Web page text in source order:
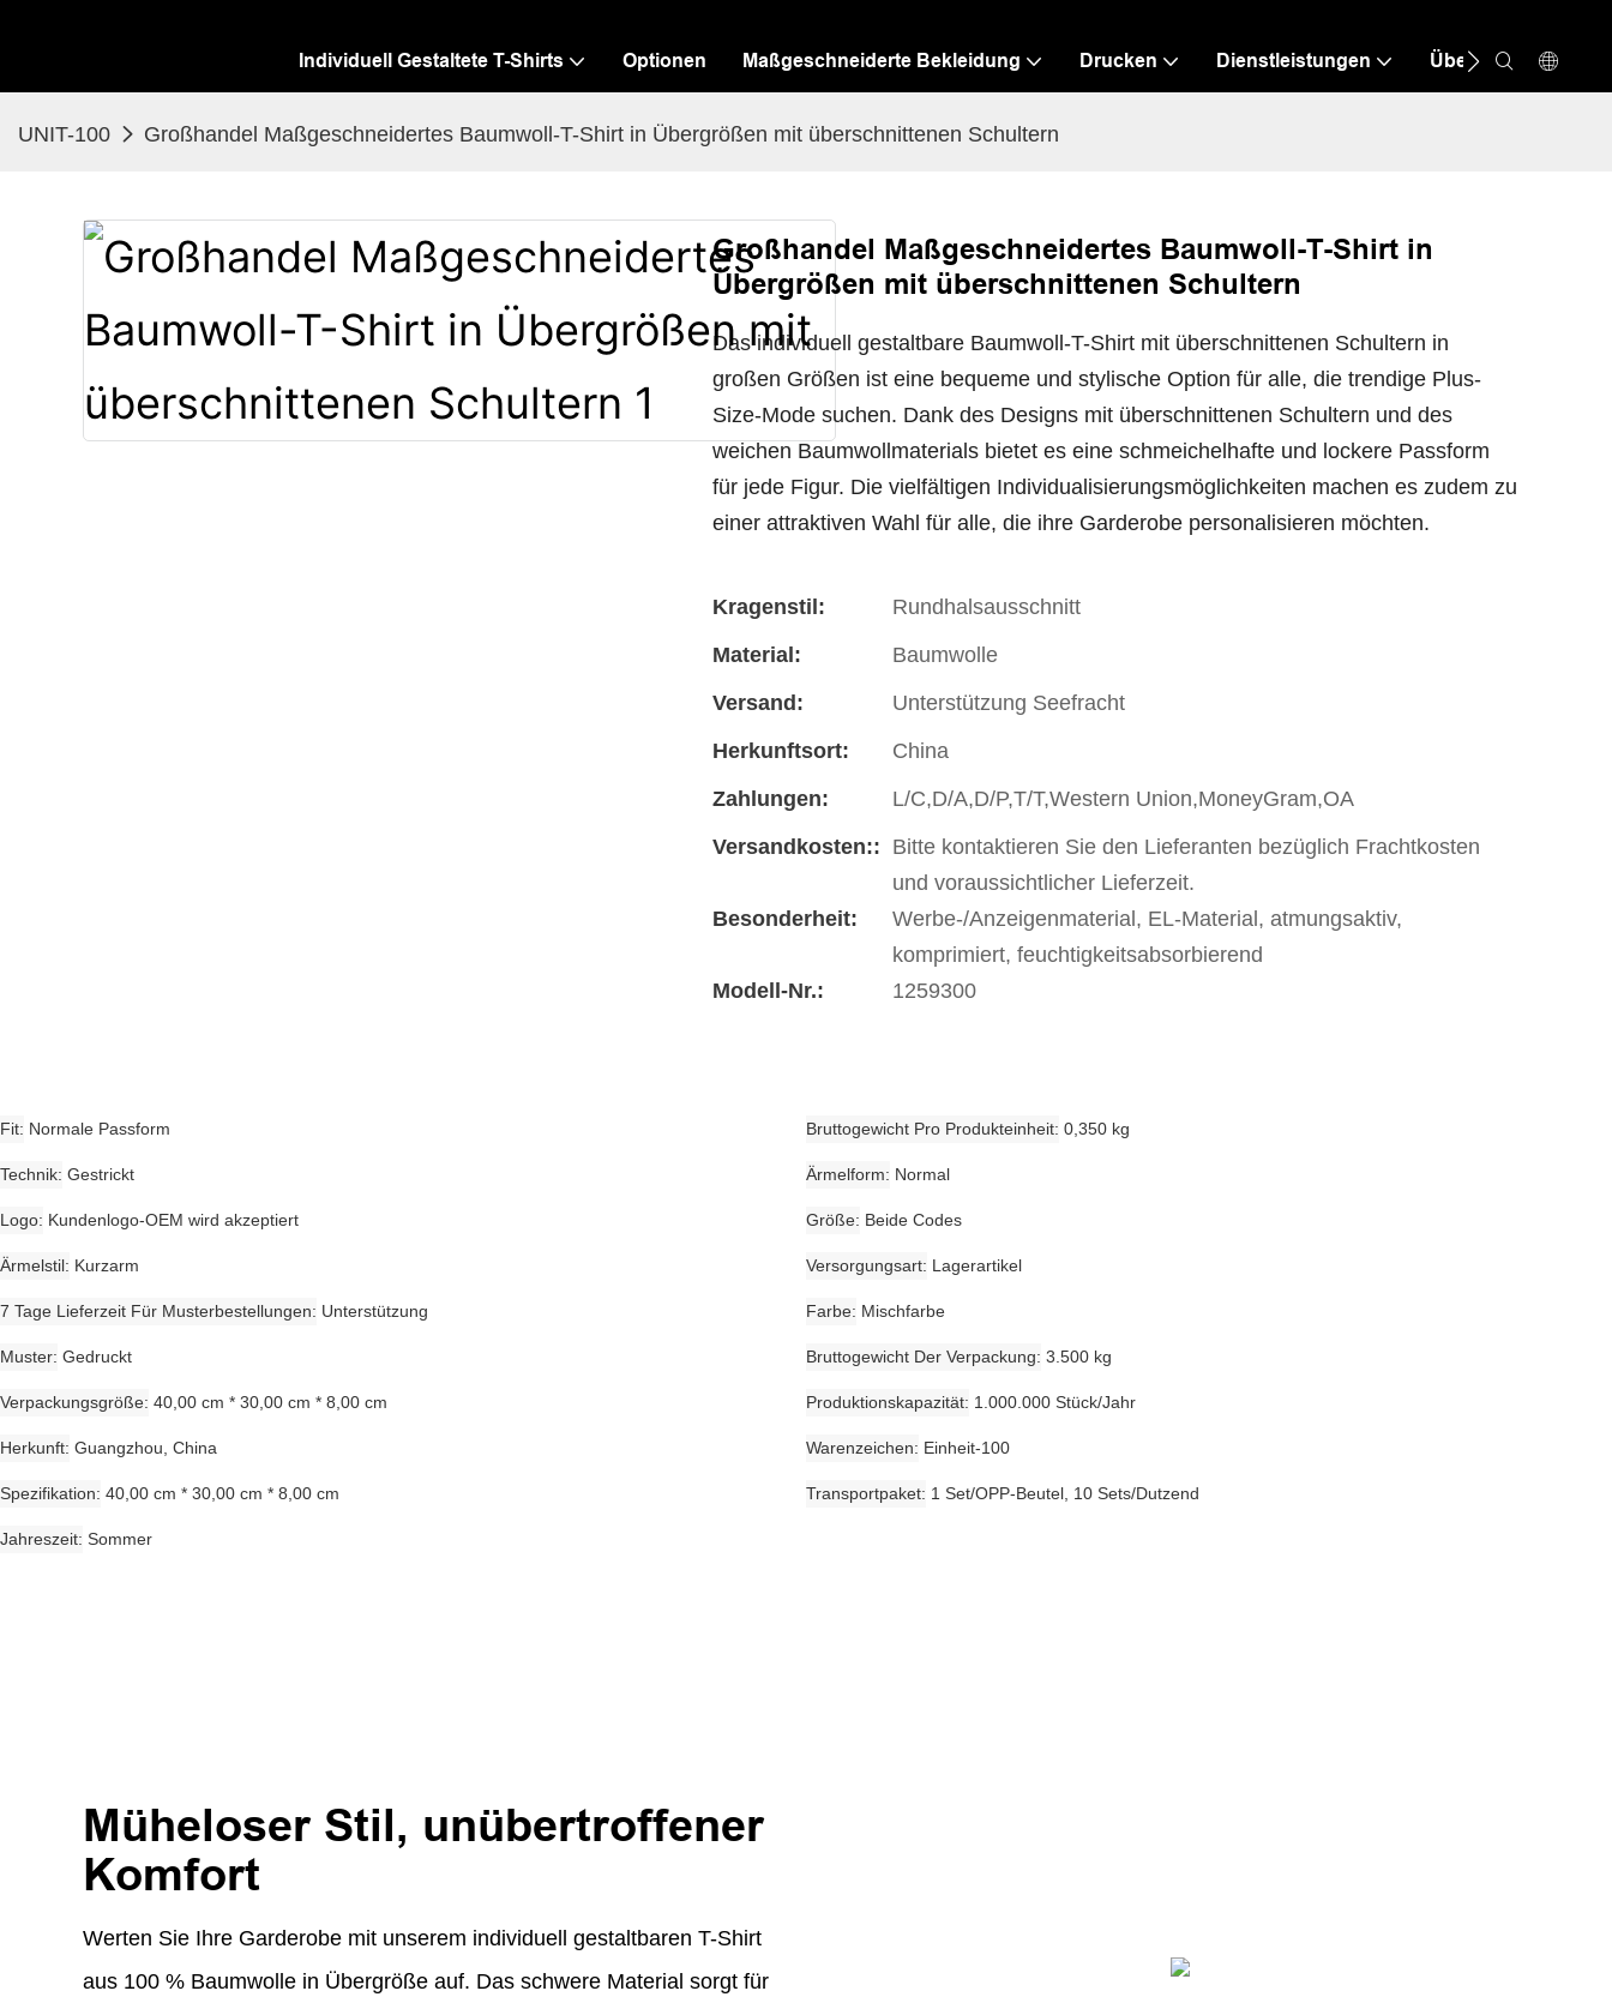
Individuell Gestaltete T-Shirts Optionen Maßgeschneiderte Bekleidung Drucken Dienstleistungen Über Uns
UNIT-100 Großhandel Maßgeschneidertes Baumwoll-T-Shirt in Übergrößen mit überschnittenen Schultern
Großhandel Maßgeschneidertes Baumwoll-T-Shirt in
Übergrößen mit überschnittenen Schultern
Das individuell gestaltbare Baumwoll-T-Shirt mit überschnittenen Schultern in
großen Größen ist eine bequeme und stylische Option für alle, die trendige Plus-
Size-Mode suchen. Dank des Designs mit überschnittenen Schultern und des
weichen Baumwollmaterials bietet es eine schmeichelhafte und lockere Passform
für jede Figur. Die vielfältigen Individualisierungsmöglichkeiten machen es zudem zu
einer attraktiven Wahl für alle, die ihre Garderobe personalisieren möchten.
Kragenstil:
Rundhalsausschnitt
Material:
Baumwolle
Versand:
Unterstützung Seefracht
Herkunftsort:
China
Zahlungen:
L/C,D/A,D/P,T/T,Western Union,MoneyGram,OA
Versandkosten:: Bitte kontaktieren Sie den Lieferanten bezüglich Frachtkosten
und voraussichtlicher Lieferzeit.
Besonderheit:
Werbe-/Anzeigenmaterial, EL-Material, atmungsaktiv,
komprimiert, feuchtigkeitsabsorbierend
Modell-Nr.:
1259300
Fit Normale Passform Bruttogewicht Pro Produkteinheit 0,350 kg
Technik Gestrickt Ärmelform Normal
Logo Kundenlogo-OEM wird akzeptiert Größe Beide Codes
Ärmelstil Kurzarm Versorgungsart Lagerartikel
7 Tage Lieferzeit Für Musterbestellungen Unterstützung Farbe Mischfarbe
Muster Gedruckt Bruttogewicht Der Verpackung 3.500 kg
Verpackungsgröße 40,00 cm * 30,00 cm * 8,00 cm Produktionskapazität 1.000.000 Stück/Jahr
Herkunft Guangzhou, China Warenzeichen Einheit-100
Spezifikation 40,00 cm * 30,00 cm * 8,00 cm Transportpaket 1 Set/OPP-Beutel, 10 Sets/Dutzend
Jahreszeit Sommer
Müheloser Stil, unübertroffener
Komfort
Werten Sie Ihre Garderobe mit unserem individuell gestaltbaren T-Shirt
aus 100 % Baumwolle in Übergröße auf. Das schwere Material sorgt für